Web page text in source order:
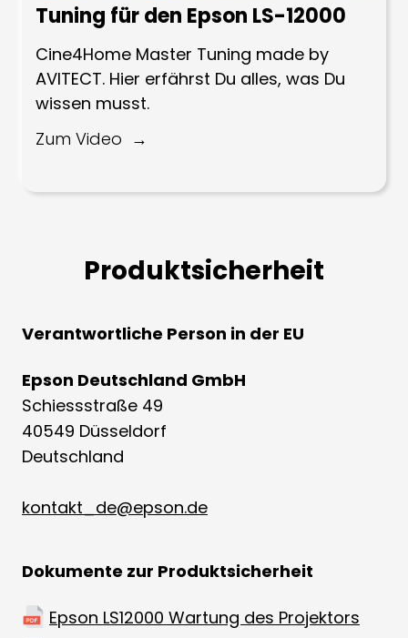
Tuning für den Epson LS-12000
Cine4Home Master Tuning made by
AVITECT. Hier erfährst Du alles, was Du
wissen musst.
Zum Video
Produktsicherheit
Verantwortliche Person in der EU
Epson Deutschland GmbH
Schiessstraße 49
40549 Düsseldorf
Deutschland
kontakt_de@epson.de
Dokumente zur Produktsicherheit
Epson LS12000 Wartung des Projektors